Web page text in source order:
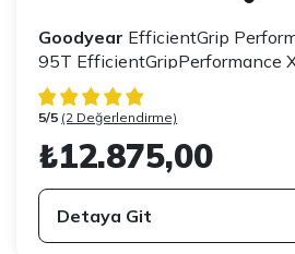
Goodyear EfficientGrip
95T EfficientGripPerformance
5/5 (2 Değerlendirme)
₺12.875,00
Detaya Git